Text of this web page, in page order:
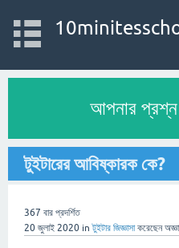
আপনার
টুইটারের আবিষ্কারক কে?
367 বার প্রদর্শিত
20 জুলাই 2020 inটুইটার জিজ্ঞাসা করেছেন